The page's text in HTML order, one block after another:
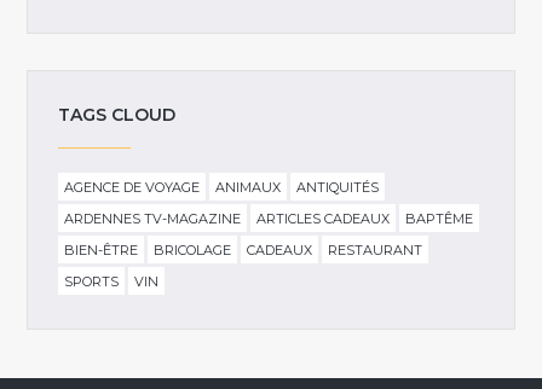
TAGS CLOUD
AGENCE DE VOYAGE ANIMAUX
ANTIQUITÉS
ARDENNES TV-MAGAZINE
ARTICLES CADEAUX
BAPTÊME
BIEN-ÊTRE
BRICOLAGE CADEAUX
RESTAURANT
SPORTS
VIN